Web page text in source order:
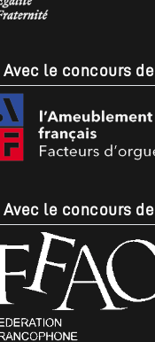
Avec le concours de
Avec le concours de